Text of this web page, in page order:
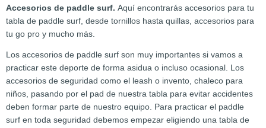
Accesorios de paddle surf. Aquí encontrarás accesorios para tu
tabla de paddle surf, desde tornillos hasta quillas, accesorios para
tu go pro y mucho más.
Los accesorios de paddle surf son muy importantes si vamos a
practicar este deporte de forma asidua o incluso ocasional. Los
accesorios de seguridad como el leash o invento, chaleco para
niños, pasando por el pad de nuestra tabla para evitar accidentes
deben formar parte de nuestro equipo. Para practicar el paddle
surf en toda seguridad debemos empezar eligiendo una tabla de